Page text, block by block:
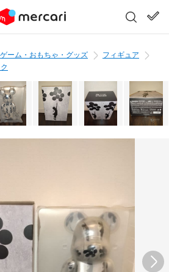
ゲーム・おもちゃ・グッズ
フィギュア